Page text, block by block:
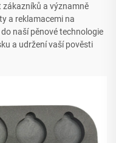
zákazníků a významně
a reklamacemi na
naší pěnové technologie
a udržení vaší pověsti